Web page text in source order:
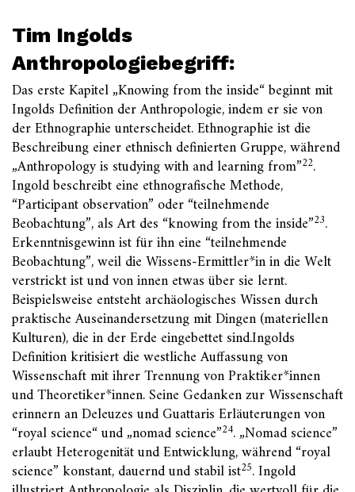
Tim Ingolds
Anthropologiebegriff:
Das erste Kapitel „Knowing from the inside“ beginnt mit
Ingolds Definition der Anthropologie, indem er sie von
der Ethnographie unterscheidet. Ethnographie ist die
Beschreibung einer ethnisch definierten Gruppe, während
„Anthropology is studying with and learning from”22.
Ingold beschreibt eine ethnografische Methode,
“Participant observation” oder “teilnehmende
Beobachtung”, als Art des “knowing from the inside”23.
Erkenntnisgewinn ist für ihn eine “teilnehmende
Beobachtung”, weil die Wissens-Ermittler*in in die Welt
verstrickt ist und von innen etwas über sie lernt.
Beispielsweise entsteht archäologisches Wissen durch
praktische Auseinandersetzung mit Dingen (materiellen
Kulturen), die in der Erde eingebettet sind.Ingolds
Definition kritisiert die westliche Auffassung von
Wissenschaft mit ihrer Trennung von Praktiker*innen
und Theoretiker*innen. Seine Gedanken zur Wissenschaft
erinnern an Deleuzes und Guattaris Erläuterungen von
“royal science“ und „nomad science”24. „Nomad science”
erlaubt Heterogenität und Entwicklung, während “royal
science” konstant, dauernd und stabil ist25. Ingold